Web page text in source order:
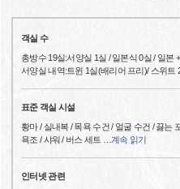
객실 수
총방수 19실:서양실 1실 / 일본식 0실 / 일본
서양실 내역:트윈 1실(배리어 프리)/ 스위트
표준 객실 시설
황마 / 실내복 / 목욕 수건 / 얼굴 수건 / 끓는
욕조 / 샤워 / 버스 세트
계속 읽기
인터넷 관련